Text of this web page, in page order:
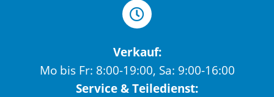
Verkauf:
Mo bis Fr: 8:00-19:00, Sa: 9:00-16:00
Service & Teiledienst: